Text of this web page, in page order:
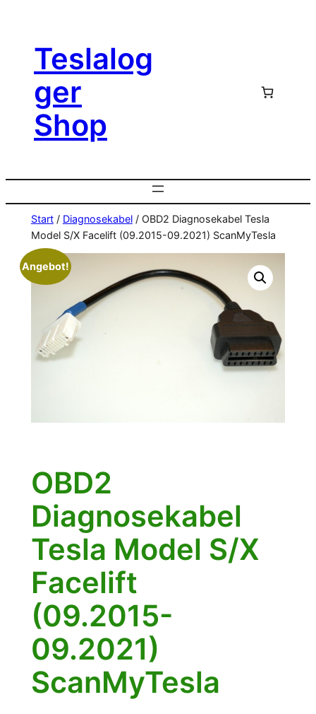
springenTeslalog
ger
Shop
Start/ Diagnosekabel/ OBD2 Diagnosekabel Tesla
Model S/X Facelift (09.2015-09.2021) ScanMyTesla
Angebot!
OBD2
Diagnosekabel
Tesla Model S/X
Facelift
(09.2015-
09.2021)
ScanMyTesla